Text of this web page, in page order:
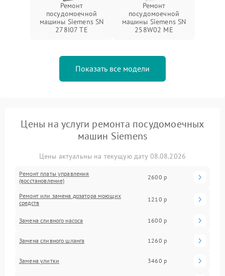
Ремонт
посудомоечной
машины Siemens SN
278I07 TE
Ремонт
посудомоечной
машины Siemens SN
258W02 ME
Показать все модели
Цены на услуги ремонта посудомоечных
машин Siemens
Цены актуальны на текущую дату 08.08.2026
Ремонт платы управления
(восстановление)
2600 р
Ремонт или замена дозатора моющих
средств
1210 р
Замена сливного насоса 1600 р
Замена сливного шланга 1260 р
Замена улитки 3460 р